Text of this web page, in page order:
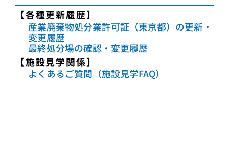
【各種更新履歴】
産業廃棄物処分業許可証（東京都）の更新・
変更履歴
最終処分場の確認・変更履歴
【施設見学関係】
よくあるご質問（施設見学FAQ）